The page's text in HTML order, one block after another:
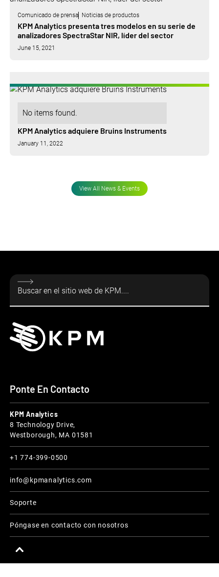
Comunicado de prensa Noticias de productos
KPM Analytics presenta tres modelos en su serie de
analizadores SpectraStar NIR, líder del sector
June 15, 2021
No items found.
KPM Analytics adquiere Bruins Instruments
January 11, 2022
View All News & Events
Ponte En Contacto
KPM Analytics
8 Technology Drive,
Westborough, MA 01581
+1 774-399-0500
info@kpmanalytics.com
Soporte
Póngase en contacto con nosotros